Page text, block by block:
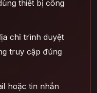
thiết bị công
chỉ trình duyệt
truy cập đúng
hoặc tin nhắn